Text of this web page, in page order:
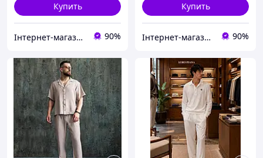
Купить
Інтернет-магазин ALL CLOTHES 90%
Купить
Інтернет-магазин ALL CLOTHES 90%